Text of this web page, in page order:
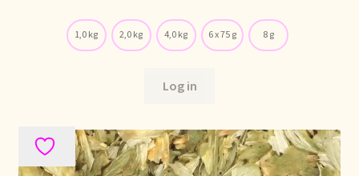
Unsere Vision von Tee
1,0 kg 2,0 kg 4,0 kg 6 x 75 g 8 g
Log in